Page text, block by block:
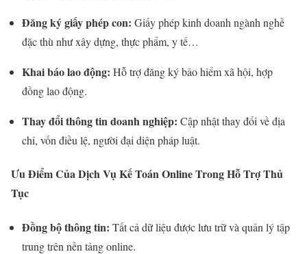
Đăng ký giấy phép con: Giấy phép kinh doanh ngành nghề
đặc thù như xây dựng, thực phẩm, y tế…
Khai báo lao động: Hỗ trợ đăng ký bảo hiểm xã hội, hợp
đồng lao động.
Thay đổi thông tin doanh nghiệp: Cập nhật thay đổi về địa
chỉ, vốn điều lệ, người đại diện pháp luật.
Ưu Điểm Của Dịch Vụ Kế Toán Online Trong Hỗ Trợ Thủ
Tục
Đồng bộ thông tin: Tất cả dữ liệu được lưu trữ và quản lý tập
trung trên nền tảng online.